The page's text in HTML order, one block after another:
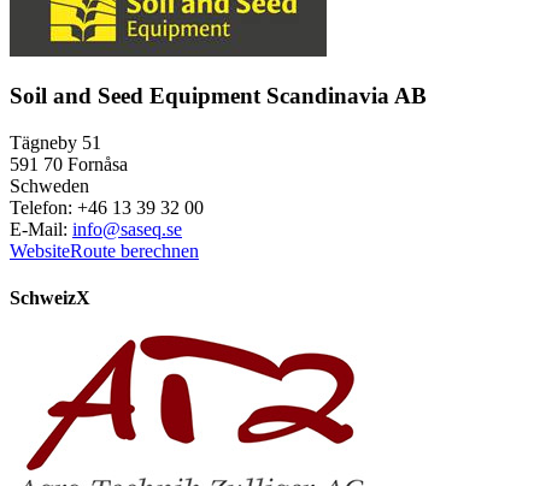
Soil and Seed Equipment Scandinavia AB
Tägneby 51
591 70 Fornåsa
Schweden
Telefon: +46 13 39 32 00
E-Mail: info@saseq.se
WebsiteRoute berechnen
SchweizX